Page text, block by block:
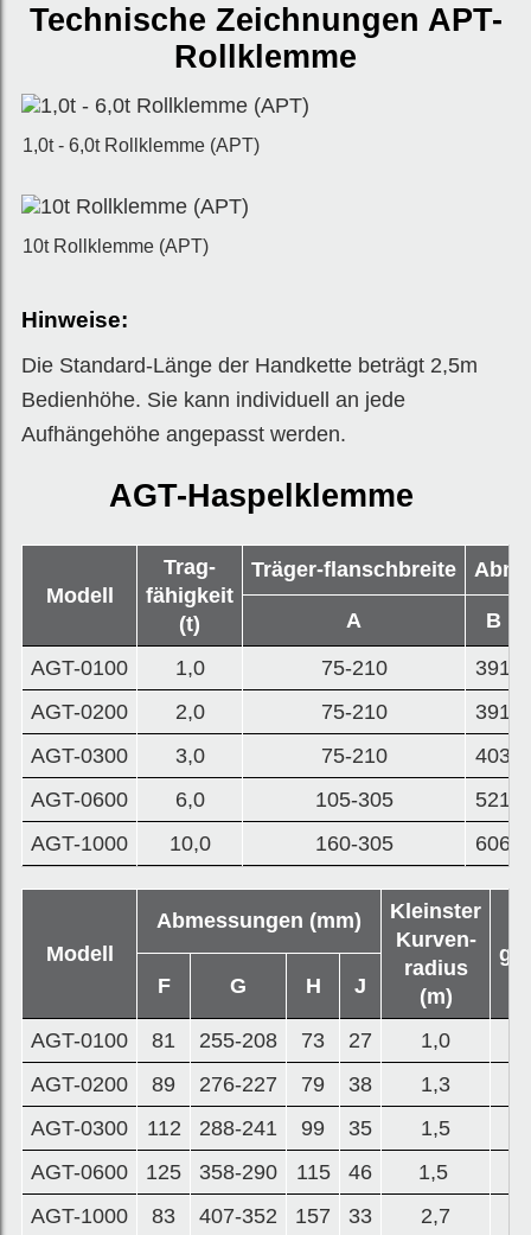
Technische Zeichnungen APT-
Rollklemme
1,0t - 6,0t Rollklemme (APT)
10t Rollklemme (APT)
Hinweise:
Die Standard-Länge der Handkette beträgt 2,5m
Bedienhöhe. Sie kann individuell an jede
Aufhängehöhe angepasst werden.
AGT-Haspelklemme
Modell
Trag-
fähigkeit
(t)
Träger-flanschbreite
A
B
AGT-0100
1,0 75-210
391
AGT-0200
2,0 75-210
391
AGT-0300
3,0 75-210
403
AGT-0600
6,0 105-305
521
AGT-1000
10,0 160-305 606
Modell
Abmessungen (mm)
Kleinster
Kurven-
radius
(m)
F G H J
AGT-0100 81 255-208 73 27 1,0
AGT-0200
89 276-227 79 38 1,3
AGT-0300
112 288-241 99 35 1,5
AGT-0600
125 358-290 115 46 1,5
AGT-1000
83 407-352 157 33 2,7